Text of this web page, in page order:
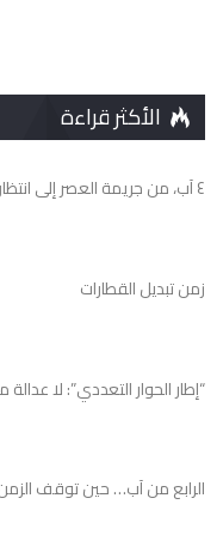
الأكثر قراءة
٤ آب، من جريمة العصر إلى انتظار العدالة وكشف الحقائق
زمن تبديل القطارات
“إطار الحوار التعددي”: لا
الرابع من آب… حين توقف الزمن